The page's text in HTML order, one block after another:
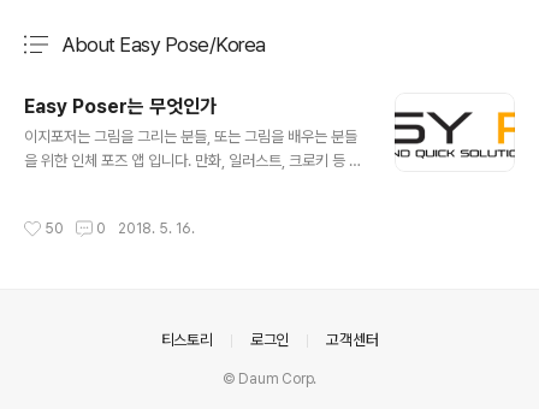
About Easy Pose/Korea
Easy Poser는 무엇인가
이지포저는 그림을 그리는 분들, 또는 그림을 배우는 분들
을 위한 인체 포즈 앱 입니다. 만화, 일러스트, 크로키 등 그
er는 그런 분들을 위해 개발되었습니다. 여러 포즈를 다양
섬세한 조작이지포저는 모든 주요 관절을 하나하나 섬세하
게 조작할수 있고 놀라울 정도로 편리합니다. 현재 움직이
는 부분에 대한 하일라이트 제공, 관절별 초기화, 좌우 반전
50 0 2018. 5. 16.
티스토리 로그인 고객센터
© Daum Corp.